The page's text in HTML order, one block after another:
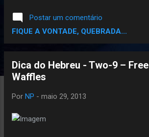
Postar um comentário
FIQUE A VONTADE, QUEBRADA...
Dica do Hebreu - Two-9 – Free
Waffles
Por NP - maio 29, 2013